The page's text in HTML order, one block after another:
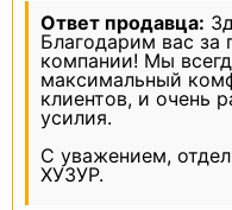
Ответ продавца:
Благодарим вас за
компании! Мы
максимальный
клиентов, и очень
усилия.
С уважением,
ХУЗУР.
меры по
— выдвигать
согласия при
данных в
— на отзыв
о
— обжаловать